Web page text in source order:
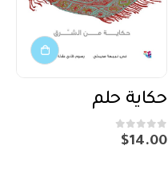
حكاية حلم
0
out of 5
$14.00